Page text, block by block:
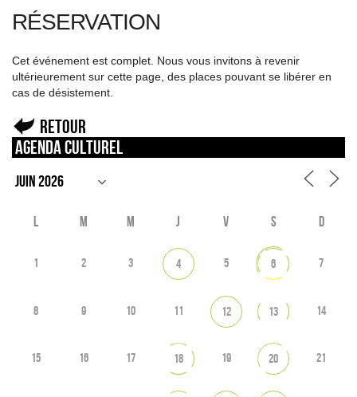
RÉSERVATION
Cet événement est complet. Nous vous invitons à revenir
ultérieurement sur cette page, des places pouvant se libérer en
cas de désistement.
Retour
Agenda culturel
L M M J V S D
1 2 3 4 5 6 7
8 9 10 11 12 13 14
15 16 17 18 19 20 21